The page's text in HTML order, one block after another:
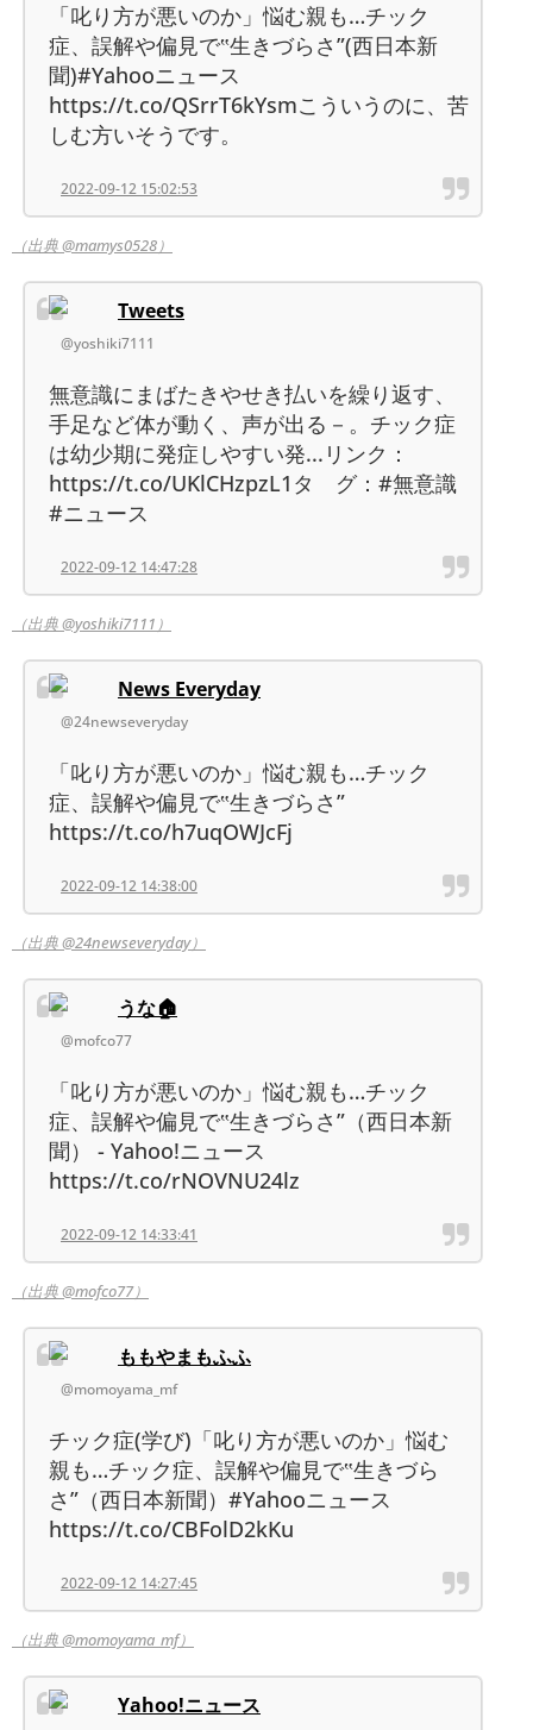
「叱り方が悪いのか」悩む親も…チック
症、誤解や偏見で‟生きづらさ”(西日本新
聞)#Yahooニュース
https://t.co/QSrrT6kYsmこういうのに、苦
しむ方いそうです。
2022-09-12 15:02:53
（出典 @mamys0528）
Tweets
@yoshiki7111
無意識にまばたきやせき払いを繰り返す、
手足など体が動く、声が出る－。チック症
は幼少期に発症しやすい発...リンク：
https://t.co/UKlCHzpzL1タ グ：#無意識
#ニュース
2022-09-12 14:47:28
（出典 @yoshiki7111）
News Everyday
@24newseveryday
「叱り方が悪いのか」悩む親も…チック
症、誤解や偏見で‟生きづらさ”
https://t.co/h7uqOWJcFj
2022-09-12 14:38:00
（出典 @24newseveryday）
うな‎🏠
@mofco77
「叱り方が悪いのか」悩む親も…チック
症、誤解や偏見で‟生きづらさ”（西日本新
聞） - Yahoo!ニュース
https://t.co/rNOVNU24lz
2022-09-12 14:33:41
（出典 @mofco77）
ももやまもふふ
@momoyama_mf
チック症(学び)「叱り方が悪いのか」悩む
親も…チック症、誤解や偏見で‟生きづら
さ”（西日本新聞）#Yahooニュース
https://t.co/CBFolD2kKu
2022-09-12 14:27:45
（出典 @momoyama_mf）
Yahoo!ニュース